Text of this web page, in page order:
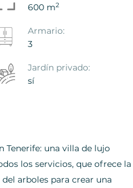
600 m2
Armario:
3
Jardín privado:
sí
Tenerife: una villa de lujo
los servicios, que ofrece la
arboles para crear una